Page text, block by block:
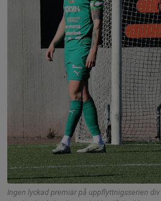
Ingen lyckad premiär på uppflyttnigsserien